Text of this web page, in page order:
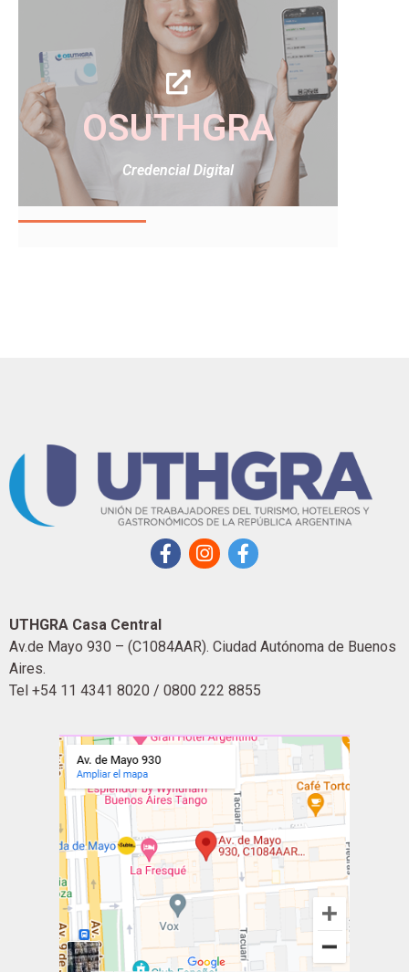
OSUTHGRA
Credencial Digital
UTHGRA Casa Central
Av.de Mayo 930 – (C1084AAR). Ciudad Autónoma de Buenos
Aires.
Tel +54 11 4341 8020 / 0800 222 8855